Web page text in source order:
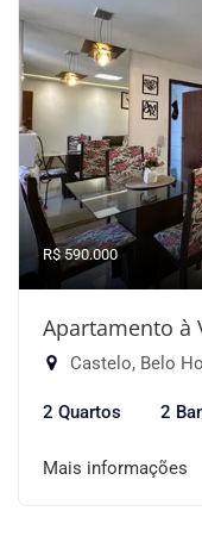
R$ 590.000
Apartamento à
Castelo, Belo
2 Quartos 2
Mais informações